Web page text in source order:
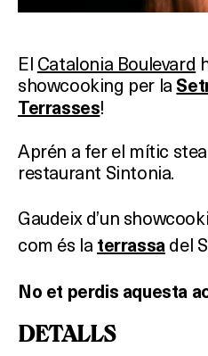
El Catalonia Boulevard
showcooking per la
Terrasses!
Aprén a fer el mític
restaurant Sintonia.
Gaudeix d’un
com és la terrassa del
No et perdis aquesta
DETALLS